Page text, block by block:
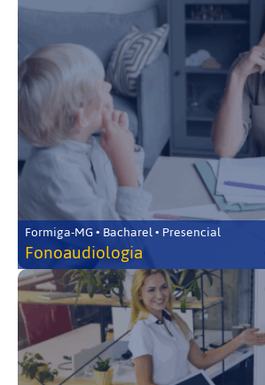
Formiga-MG • Bacharel • Presencial
Fonoaudiologia